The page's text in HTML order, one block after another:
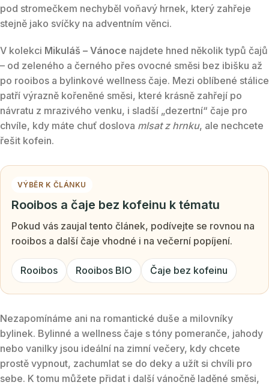
pod stromečkem nechyběl voňavý hrnek, který zahřeje
stejně jako svíčky na adventním věnci.
V kolekci Mikuláš – Vánoce najdete hned několik typů čajů
– od zeleného a černého přes ovocné směsi bez ibišku až
po rooibos a bylinkové wellness čaje. Mezi oblíbené stálice
patří výrazně kořeněné směsi, které krásně zahřejí po
návratu z mrazivého venku, i sladší „dezertní“ čaje pro
chvíle, kdy máte chuť doslova mlsat z hrnku, ale nechcete
řešit kofein.
VÝBĚR K ČLÁNKU
Rooibos a čaje bez kofeinu k tématu
Pokud vás zaujal tento článek, podívejte se rovnou na
rooibos a další čaje vhodné i na večerní popíjení.
Rooibos Rooibos BIO Čaje bez kofeinu
Nezapomínáme ani na romantické duše a milovníky
bylinek. Bylinné a wellness čaje s tóny pomeranče, jahody
nebo vanilky jsou ideální na zimní večery, kdy chcete
prostě vypnout, zachumlat se do deky a užít si chvíli pro
sebe. K tomu můžete přidat i další vánočně laděné směsi,